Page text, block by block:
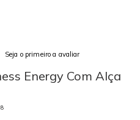
Seja o primeiro a avaliar
Energy Com Alça